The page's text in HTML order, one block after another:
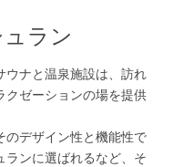
ラン
ウナと温泉施設は、訪れ
クゼーションの場を提供
のデザイン性と機能性で
ランに選ばれるなど、そ